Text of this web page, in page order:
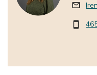
mail_outline
smartphone